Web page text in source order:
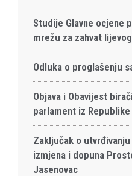
Studije Glavne ocjene
mrežu za zahvat
Odluka o proglašenju
Objava i Obavijest
parlament iz
Zaključak o
izmjena i dopuna
Jasenovac